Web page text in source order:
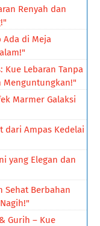
Renyah dan
Ada di Meja
Kue Lebaran Tanpa
Menguntungkan!"
Marmer Galaksi
dari Ampas Kedelai
yang Elegan dan
Sehat Berbahan
Gurih – Kue